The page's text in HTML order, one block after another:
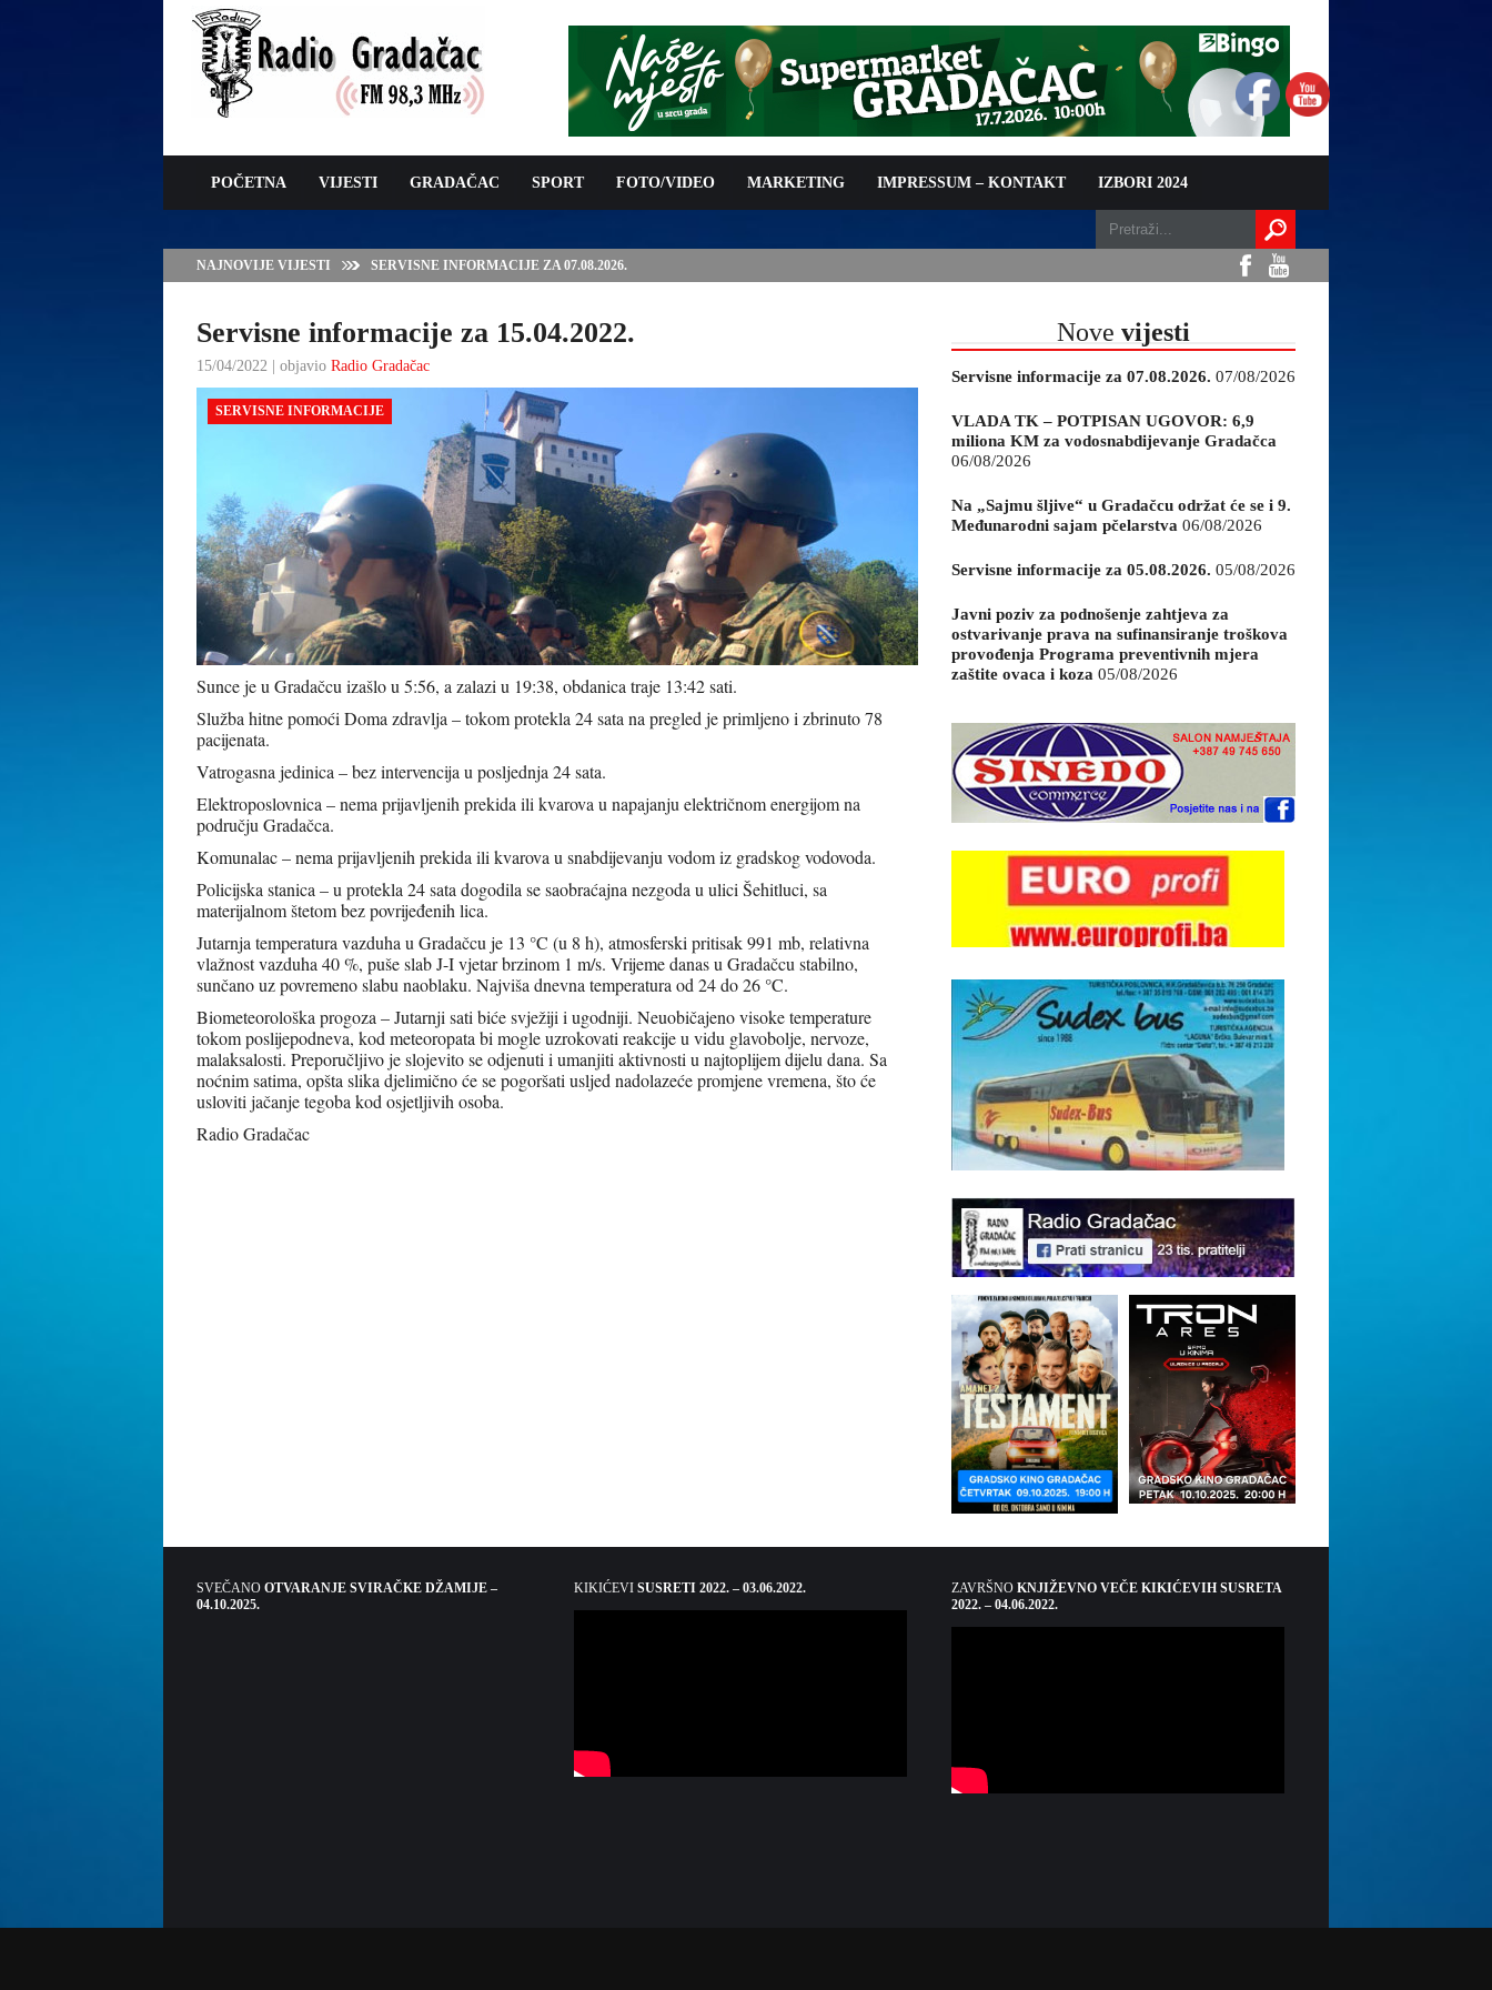
POČETNA VIJESTI GRADAČAC SPORT FOTO/VIDEO MARKETING IMPRESSUM – KONTAKT IZBORI 2024
NAJNOVIJE VIJESTI
VLADA TK – POTPISAN UGOVOR: 6,9 MILIONA KM ZA VODOSNABDIJEVANJE
GRADAČCA
Servisne informacije za 15.04.2022.
15/04/2022 | objavio Radio Gradačac
SERVISNE INFORMACIJE
Sunce je u Gradačcu izašlo u 5:56, a zalazi u 19:38, obdanica traje 13:42 sati.
Služba hitne pomoći Doma zdravlja – tokom protekla 24 sata na pregled je primljeno i zbrinuto 78
pacijenata.
Vatrogasna jedinica – bez intervencija u posljednja 24 sata.
Elektroposlovnica – nema prijavljenih prekida ili kvarova u napajanju električnom energijom na
području Gradačca.
Komunalac – nema prijavljenih prekida ili kvarova u snabdijevanju vodom iz gradskog vodovoda.
Policijska stanica – u protekla 24 sata dogodila se saobraćajna nezgoda u ulici Šehitluci, sa
materijalnom štetom bez povrijeđenih lica.
Jutarnja temperatura vazduha u Gradačcu je 13 °C (u 8 h), atmosferski pritisak 991 mb, relativna
vlažnost vazduha 40 %, puše slab J-I vjetar brzinom 1 m/s. Vrijeme danas u Gradačcu stabilno,
sunčano uz povremeno slabu naoblaku. Najviša dnevna temperatura od 24 do 26 °C.
Biometeorološka progoza – Jutarnji sati biće svježiji i ugodniji. Neuobičajeno visoke temperature
tokom poslijepodneva, kod meteoropata bi mogle uzrokovati reakcije u vidu glavobolje, nervoze,
malaksalosti. Preporučljivo je slojevito se odjenuti i umanjiti aktivnosti u najtoplijem dijelu dana. Sa
noćnim satima, opšta slika djelimično će se pogoršati usljed nadolazeće promjene vremena, što će
usloviti jačanje tegoba kod osjetljivih osoba.
Radio Gradačac
Nove vijesti
Servisne informacije za 07.08.2026. 07/08/2026
VLADA TK – POTPISAN UGOVOR: 6,9
miliona KM za vodosnabdijevanje Gradačca
06/08/2026
Na „Sajmu šljive“ u Gradačcu održat će se i 9.
Međunarodni sajam pčelarstva 06/08/2026
Servisne informacije za 05.08.2026. 05/08/2026
Javni poziv za podnošenje zahtjeva za
ostvarivanje prava na sufinansiranje troškova
provođenja Programa preventivnih mjera
zaštite ovaca i koza 05/08/2026
SVEČANO OTVARANJE SVIRAČKE DŽAMIJE –
04.10.2025.
KIKIĆEVI SUSRETI 2022. – 03.06.2022. ZAVRŠNO KNJIŽEVNO VEČE KIKIĆEVIH SUSRETA
2022. – 04.06.2022.